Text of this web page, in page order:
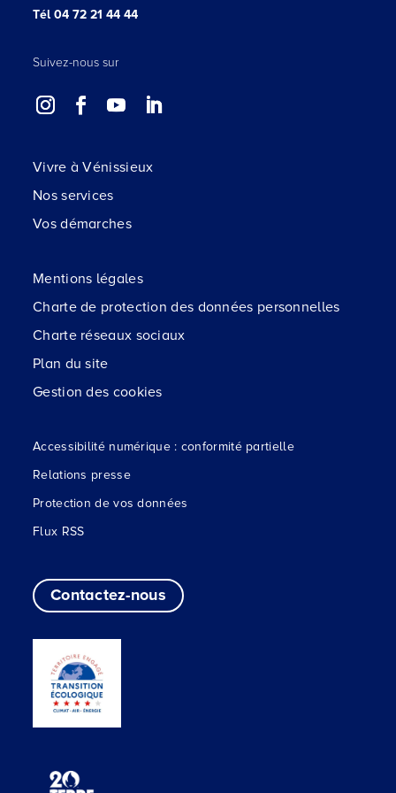
Tél 04 72 21 44 44
Suivez-nous sur
Vivre à Vénissieux
Nos services
Vos démarches
Mentions légales
Charte de protection des données personnelles
Charte réseaux sociaux
Plan du site
Gestion des cookies
Accessibilité numérique : conformité partielle
Relations presse
Protection de vos données
Flux RSS
Contactez-nous